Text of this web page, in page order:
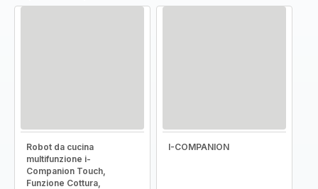
Robot da cucina
multifunzione i-
Companion Touch,
Funzione Cottura,
I-COMPANION